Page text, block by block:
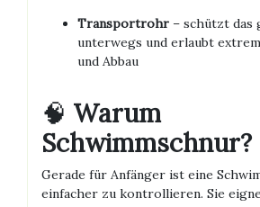
Transportrohr – schützt das
unterwegs und erlaubt
und Abbau
🧠 Warum
Schwimmschnur?
Gerade für Anfänger ist eine
einfacher zu kontrollieren. Sie